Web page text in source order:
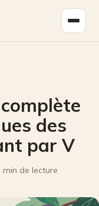
des
par V
min de lecture